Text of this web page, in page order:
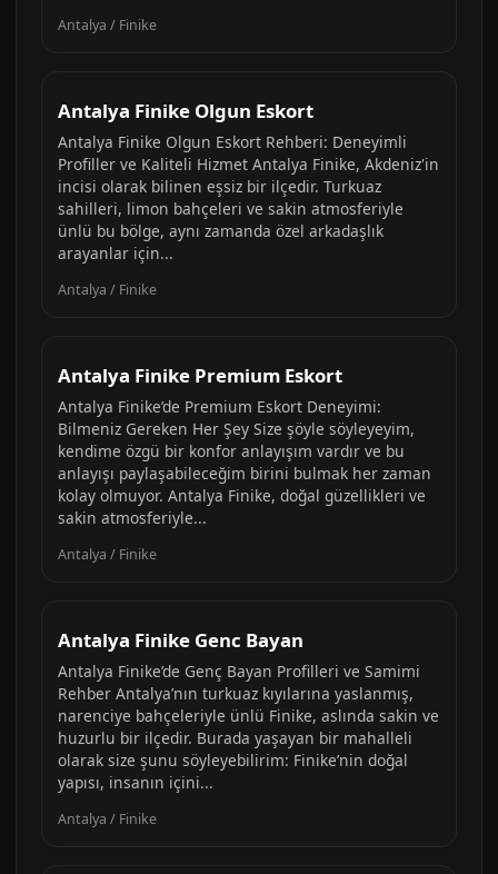
Antalya / Finike
Antalya Finike Olgun Eskort
Antalya Finike Olgun Eskort Rehberi: Deneyimli
Profiller ve Kaliteli Hizmet Antalya Finike, Akdeniz'in
incisi olarak bilinen eşsiz bir ilçedir. Turkuaz
sahilleri, limon bahçeleri ve sakin atmosferiyle
ünlü bu bölge, aynı zamanda özel arkadaşlık
arayanlar için...
Antalya / Finike
Antalya Finike Premium Eskort
Antalya Finike’de Premium Eskort Deneyimi:
Bilmeniz Gereken Her Şey Size şöyle söyleyeyim,
kendime özgü bir konfor anlayışım vardır ve bu
anlayışı paylaşabileceğim birini bulmak her zaman
kolay olmuyor. Antalya Finike, doğal güzellikleri ve
sakin atmosferiyle...
Antalya / Finike
Antalya Finike Genc Bayan
Antalya Finike’de Genç Bayan Profilleri ve Samimi
Rehber Antalya’nın turkuaz kıyılarına yaslanmış,
narenciye bahçeleriyle ünlü Finike, aslında sakin ve
huzurlu bir ilçedir. Burada yaşayan bir mahalleli
olarak size şunu söyleyebilirim: Finike’nin doğal
yapısı, insanın içini...
Antalya / Finike